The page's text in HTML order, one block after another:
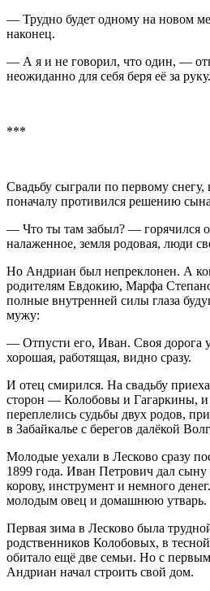
— Трудно будет одному на новом
наконец.
— А я и не говорил, что один, —
неожиданно для себя беря её за руку.
***
Свадьбу сыграли по первому
поначалу противился решению
— Что ты там забыл? — горячился
налаженное, земля родовая, люди
Но Андриан был непреклонен. А
родителям Евдокию, Марфа
полные внутренней силы глаза
мужу:
— Отпусти его, Иван. Своя дорога
хорошая, работящая, видно сразу.
И отец смирился. На свадьбу
сторон — Колобовы и Гагаркины, и
переплелись судьбы двух родов,
в Забайкалье с берегов далёкой
Молодые уехали в Лесково сразу
1899 года. Иван Петрович дал
корову, инструмент и немного
молодым овец и домашнюю утварь.
Первая зима в Лесково была
родственников Колобовых, в
обитало ещё две семьи. Но с
Андриан начал строить свой дом.